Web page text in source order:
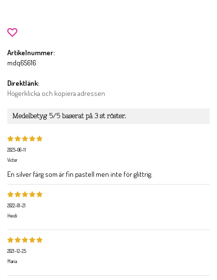
Artikelnummer:
mdq65616
Direktlänk:
Högerklicka och kopiera adressen
Medelbetyg 5/5 baserat på 3st röster.
2025-06-11
Victor
En silver färg som är fin pastell men inte för glittrig.
2022-01-21
Heidi
2021-12-25
Maria